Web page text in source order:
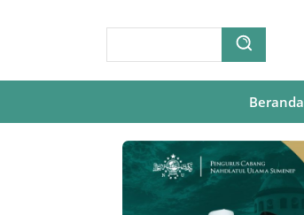
Beranda